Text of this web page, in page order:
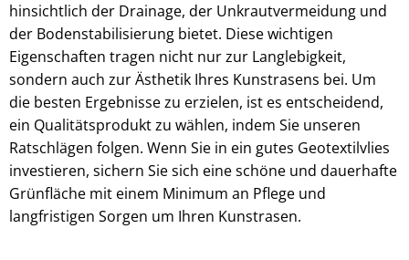
hinsichtlich der Drainage, der Unkrautvermeidung und
der Bodenstabilisierung bietet. Diese wichtigen
Eigenschaften tragen nicht nur zur Langlebigkeit,
sondern auch zur Ästhetik Ihres Kunstrasens bei. Um
die besten Ergebnisse zu erzielen, ist es entscheidend,
ein Qualitätsprodukt zu wählen, indem Sie unseren
Ratschlägen folgen. Wenn Sie in ein gutes Geotextilvlies
investieren, sichern Sie sich eine schöne und dauerhafte
Grünfläche mit einem Minimum an Pflege und
langfristigen Sorgen um Ihren Kunstrasen.